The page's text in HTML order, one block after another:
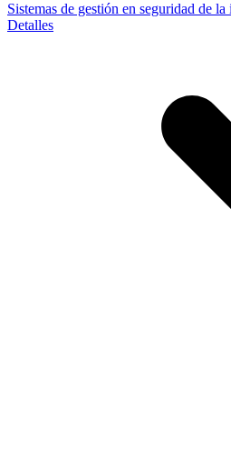
Sistemas de gestión en seguridad de
Detalles